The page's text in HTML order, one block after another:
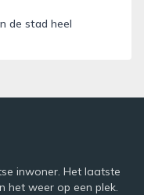
de stad heel
inwoner. Het laatste
het weer op een plek.